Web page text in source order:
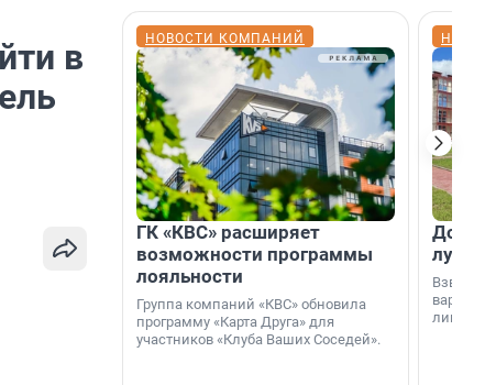
в
НОВОСТИ КОМПАНИЙ
ГК «КВС» расширяет
возможности программы
лояльности
Группа компаний «КВС» обновила
программу «Карта Друга» для
участников «Клуба Ваших Соседей».
Дом
лучше
лишнего